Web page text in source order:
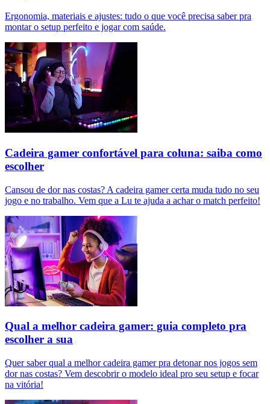
Ergonomia, materiais e ajustes: tudo o que você precisa saber pra
montar o setup perfeito e jogar com saúde.
Cadeira gamer confortável para coluna: saiba como
escolher
Cansou de dor nas costas? A cadeira gamer certa muda tudo no seu
jogo e no trabalho. Vem que a Lu te ajuda a achar o match perfeito!
Qual a melhor cadeira gamer: guia completo pra
escolher a sua
Quer saber qual a melhor cadeira gamer pra detonar nos jogos sem
dor nas costas? Vem descobrir o modelo ideal pro seu setup e focar
na vitória!